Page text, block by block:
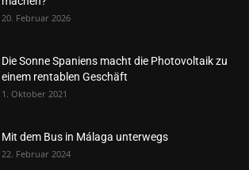
20. Februar 2026
Die Sonne Spaniens macht die Photovoltaik zu
einem rentablen Geschäft
1. Oktober 2021
Mit dem Bus in Málaga unterwegs
22. Februar 2024